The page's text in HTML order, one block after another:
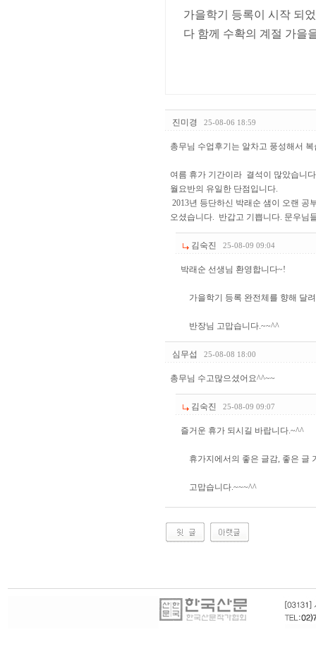
가을학기 등록이 시작 되
다 함께 수확의 계절 가을
진미경 25-08-06 18:59
총무님 수업후기는 알차고 풍성해서
여름 휴가 기간이라 결석이 많았습니
월요반의 유일한 단점입니다.
2013년 등단하신 박래순 샘이 오랜 공
오셨습니다. 반갑고 기쁩니다. 문우님
김숙진 25-08-09 09:04
박래순 선생님 환영합니다~!
가을학기 등록 완전체를 향해 달
반장님 고맙습니다.~~^^
심무섭 25-08-08 18:00
총무님 수고많으셨어요^^~~
김숙진 25-08-09 09:07
즐거운 휴가 되시길 바랍니다.~^^
휴가지에서의 좋은 글감, 좋은 글
고맙습니다.~~~^^